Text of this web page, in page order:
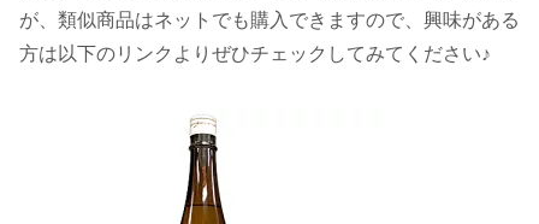
が、類似商品はネットでも購入できますので、興味がある
方は以下のリンクよりぜひチェックしてみてください♪